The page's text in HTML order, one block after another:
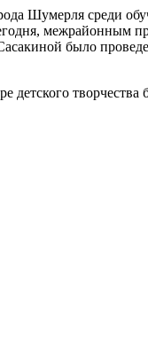
Шумерля среди
межрайонным
было
творчества